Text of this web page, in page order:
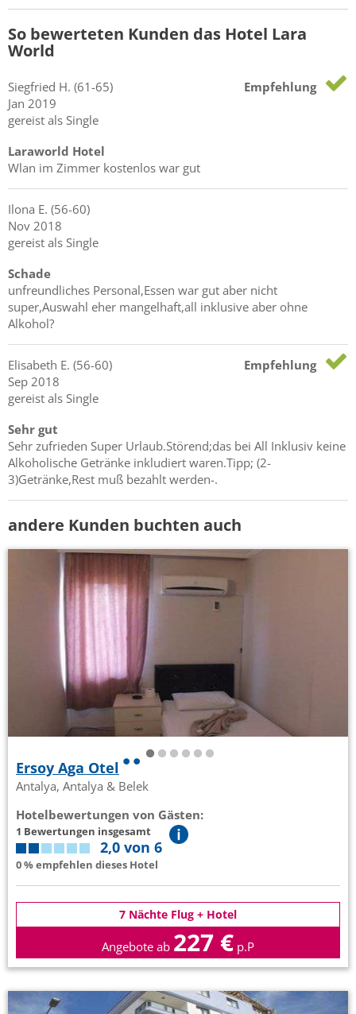
So bewerteten Kunden das Hotel Lara
World
Siegfried H. (61-65)
Jan 2019
gereist als Single
Empfehlung
Laraworld Hotel
Wlan im Zimmer kostenlos war gut
Ilona E. (56-60)
Nov 2018
gereist als Single
Schade
unfreundliches Personal,Essen war gut aber nicht
super,Auswahl eher mangelhaft,all inklusive aber ohne
Alkohol?
Elisabeth E. (56-60)
Sep 2018
gereist als Single
Empfehlung
Sehr gut
Sehr zufrieden Super Urlaub.Störend;das bei All Inklusiv keine
Alkoholische Getränke inkludiert waren.Tipp; (2-
3)Getränke,Rest muß bezahlt werden-.
andere Kunden buchten auch
Ersoy Aga Otel
Antalya, Antalya & Belek
Hotelbewertungen von Gästen:
1 Bewertungen insgesamt
2,0 von 6
0 % empfehlen dieses Hotel
7 Nächte Flug + Hotel
Angebote ab 227 € p.P